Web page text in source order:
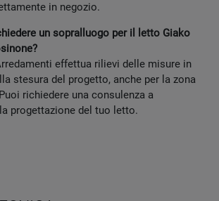
in negozio.
un sopralluogo per il letto Giako
effettua rilievi delle misure in
stesura del progetto, anche per la zona
richiedere una consulenza a
progettazione del tuo letto.